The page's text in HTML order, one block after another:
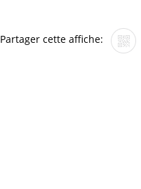
Partager cette affiche: